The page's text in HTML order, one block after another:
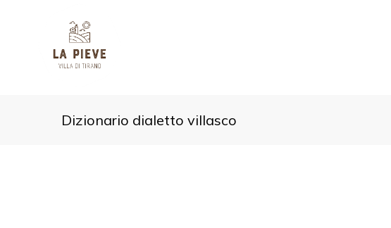
Dizionario dialetto villasco